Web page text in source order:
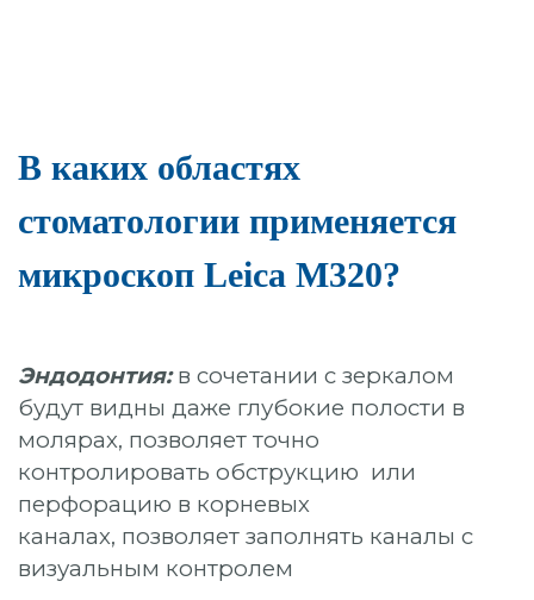
В каких областях
стоматологии применяется
микроскоп Leica M320?
Эндодонтия:в сочетании с зеркалом
будут видны даже глубокие полости в
молярах, позволяет точно
контролировать обструкцию или
перфорацию в корневых
каналах, позволяет заполнять каналы с
визуальным контролем